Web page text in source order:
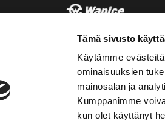
Tämä sivusto
Käytämme
ominaisuuksien
mainosalan ja
Kumppanimme
kun olet käyttänyt